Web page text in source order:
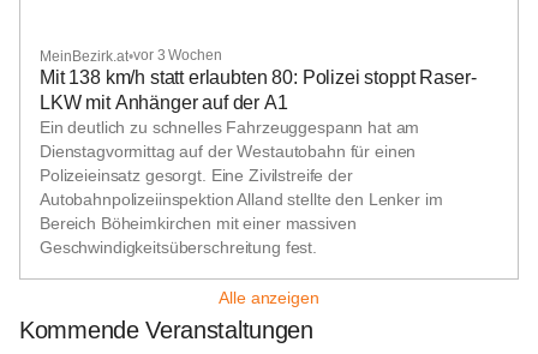
MeinBezirk.at•vor 3 Wochen
Mit 138 km/h statt erlaubten 80: Polizei stoppt Raser-
LKW mit Anhänger auf der A1
Ein deutlich zu schnelles Fahrzeuggespann hat am
Dienstagvormittag auf der Westautobahn für einen
Polizeieinsatz gesorgt. Eine Zivilstreife der
Autobahnpolizeiinspektion Alland stellte den Lenker im
Bereich Böheimkirchen mit einer massiven
Geschwindigkeitsüberschreitung fest.
Alle anzeigen
Kommende Veranstaltungen